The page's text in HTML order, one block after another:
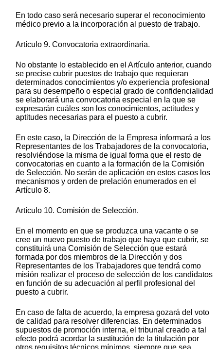
En todo caso será necesario superar el reconocimiento
médico previo a la incorporación al puesto de trabajo.
Artículo 9. Convocatoria extraordinaria.
No obstante lo establecido en el Artículo anterior, cuando
se precise cubrir puestos de trabajo que requieran
determinados conocimientos y/o experiencia profesional
para su desempeño o especial grado de confidencialidad
se elaborará una convocatoria especial en la que se
expresarán cuáles son los conocimientos, actitudes y
aptitudes necesarias para el puesto a cubrir.
En este caso, la Dirección de la Empresa informará a los
Representantes de los Trabajadores de la convocatoria,
resolviéndose la misma de igual forma que el resto de
convocatorias en cuanto a la formación de la Comisión
de Selección. No serán de aplicación en estos casos los
mecanismos y orden de prelación enumerados en el
Artículo 8.
Artículo 10. Comisión de Selección.
En el momento en que se produzca una vacante o se
cree un nuevo puesto de trabajo que haya que cubrir, se
constituirá una Comisión de Selección que estará
formada por dos miembros de la Dirección y dos
Representantes de los Trabajadores que tendrá como
misión realizar el proceso de selección de los candidatos
en función de su adecuación al perfil profesional del
puesto a cubrir.
En caso de falta de acuerdo, la empresa gozará del voto
de calidad para resolver diferencias. En determinados
supuestos de promoción interna, el tribunal creado a tal
efecto podrá acordar la sustitución de la titulación por